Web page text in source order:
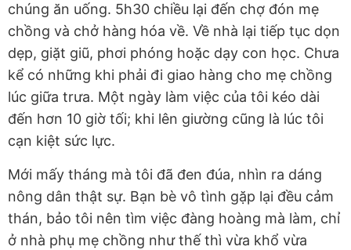
chúng ăn uống. 5h30 chiều lại đến chợ đón mẹ
chồng và chở hàng hóa về. Về nhà lại tiếp tục dọn
dẹp, giặt giũ, phơi phóng hoặc dạy con học. Chưa
kể có những khi phải đi giao hàng cho mẹ chồng
lúc giữa trưa. Một ngày làm việc của tôi kéo dài
đến hơn 10 giờ tối; khi lên giường cũng là lúc tôi
cạn kiệt sức lực.
Mới mấy tháng mà tôi đã đen đúa, nhìn ra dáng
nông dân thật sự. Bạn bè vô tình gặp lại đều cảm
thán, bảo tôi nên tìm việc đàng hoàng mà làm, chỉ
ở nhà phụ mẹ chồng như thế thì vừa khổ vừa